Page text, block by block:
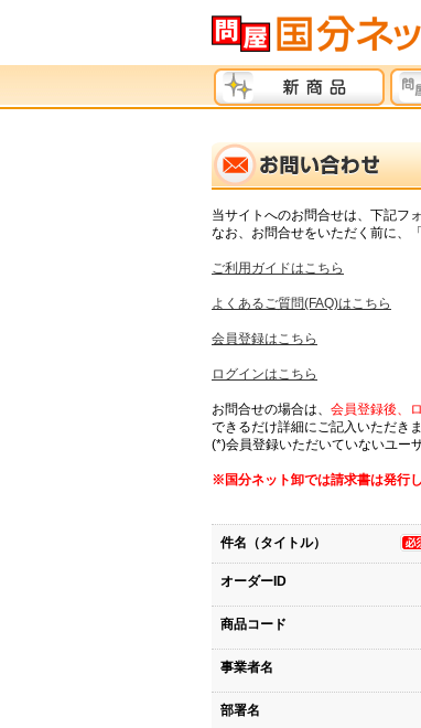
当サイトへのお問合せは、下記フ
なお、お問合せをいただく前に、
ご利用ガイドはこちら
よくあるご質問(FAQ)はこちら
会員登録はこちら
ログインはこちら
お問合せの場合は、 会員登録後、
できるだけ詳細にご記入いただき
(*)会員登録いただいていないユー
※国分ネット卸では請求書は発行し
件名（タイトル）
オーダーID
商品コード
事業者名
部署名